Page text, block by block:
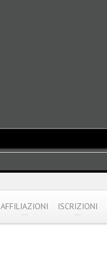
AFFILIAZIONI ISCRIZIONI